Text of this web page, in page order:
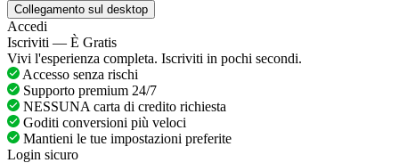
Collegamento sul desktop
Accedi
Iscriviti — È Gratis
Vivi l'esperienza completa. Iscriviti in pochi secondi.
Accesso senza rischi
Supporto premium 24/7
NESSUNA carta di credito richiesta
Goditi conversioni più veloci
Mantieni le tue impostazioni preferite
Login sicuro